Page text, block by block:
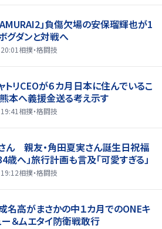
SAMURAI2」負傷欠場の安保瑠輝也が1
グダンと対戦へ
相撲・格闘技
ャトリCEOが６カ月日本に住んでいるこ
熊本へ義援金送る考え示す
相撲・格闘技
ん 親友・角田夏実さん誕生日祝福
歳へ」旅行計画も言及「可愛すぎる」
相撲・格闘技
成名高がまさかの中１カ月でのONEキ
ー＆ムエタイ防衛戦敢行